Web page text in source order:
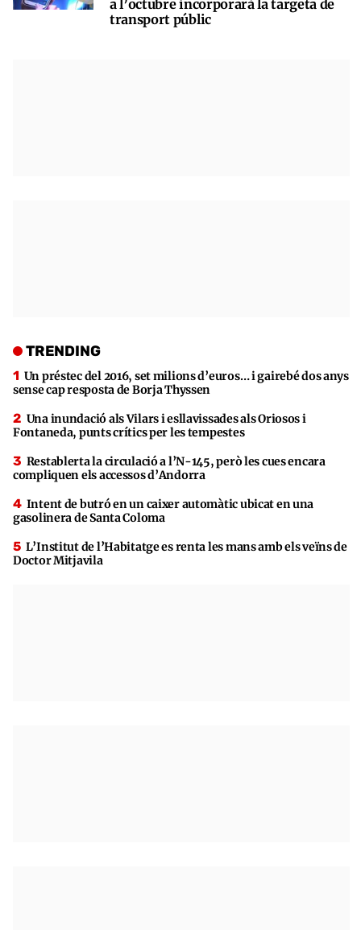
a l’octubre incorporarà la targeta de
transport públic
TRENDING
Un préstec del 2016, set milions d’euros… i gairebé dos anys
sense cap resposta de Borja Thyssen
Una inundació als Vilars i esllavissades als Oriosos i
Fontaneda, punts crítics per les tempestes
Restablerta la circulació a l’N-145, però les cues encara
compliquen els accessos d’Andorra
Intent de butró en un caixer automàtic ubicat en una
gasolinera de Santa Coloma
L’Institut de l’Habitatge es renta les mans amb els veïns de
Doctor Mitjavila